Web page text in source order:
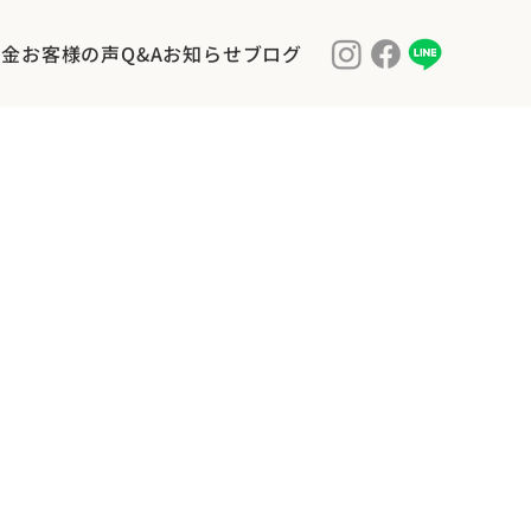
お客様の声Q&Aお知らせブログ